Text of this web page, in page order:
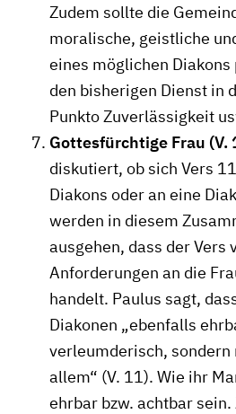
Zudem sollte die
moralische, geistliche
eines möglichen
den bisherigen Dienst in
Punkto Zuverlässigkeit
Gottesfürchtige Frau (V.
diskutiert, ob sich Vers
Diakons oder an eine
werden in diesem
ausgehen, dass der Vers
Anforderungen an die
handelt. Paulus sagt,
Diakonen „ebenfalls
verleumderisch, sondern
allem“ (V. 11). Wie ihr
ehrbar bzw. achtbar